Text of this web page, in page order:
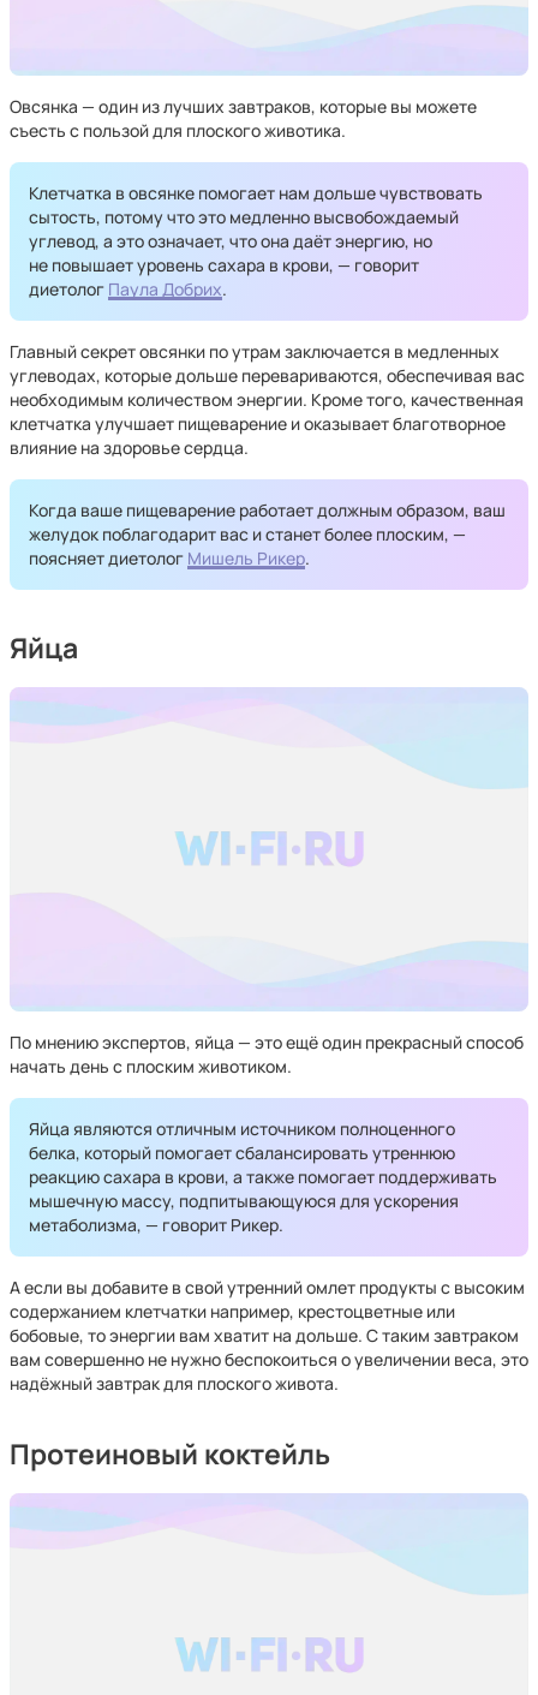
Овсянка — один из лучших завтраков, которые вы можете
съесть с пользой для плоского животика.
Клетчатка в овсянке помогает нам дольше чувствовать
сытость, потому что это медленно высвобождаемый
углевод, а это означает, что она даёт энергию, но
не повышает уровень сахара в крови, — говорит
диетолог Паула Добрих.
Главный секрет овсянки по утрам заключается в медленных
углеводах, которые дольше перевариваются, обеспечивая вас
необходимым количеством энергии. Кроме того, качественная
клетчатка улучшает пищеварение и оказывает благотворное
влияние на здоровье сердца.
Когда ваше пищеварение работает должным образом, ваш
желудок поблагодарит вас и станет более плоским, —
поясняет диетолог Мишель Рикер.
Яйца
По мнению экспертов, яйца — это ещё один прекрасный способ
начать день с плоским животиком.
Яйца являются отличным источником полноценного
белка, который помогает сбалансировать утреннюю
реакцию сахара в крови, а также помогает поддерживать
мышечную массу, подпитывающуюся для ускорения
метаболизма, — говорит Рикер.
А если вы добавите в свой утренний омлет продукты с высоким
содержанием клетчатки например, крестоцветные или
бобовые, то энергии вам хватит на дольше. С таким завтраком
вам совершенно не нужно беспокоиться о увеличении веса, это
надёжный завтрак для плоского живота.
Протеиновый коктейль